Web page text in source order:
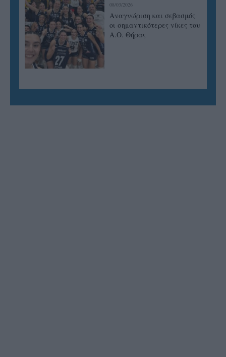
08/03/2026
Αναγνώριση και σεβασμός
οι σημαντικότερες νίκες του
Α.Ο. Θήρας